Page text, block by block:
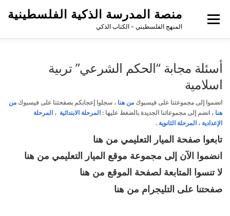
منصة المدرسة الذكية الفلسطينية
المنهج الفلسطيني – الكتاب الذكي
القائمة
أسئلة مجابة “الحكم الشرعي” تربية
اسلامية
انضموا إلى مجموعتنا على فيسبوك من هنا ، سجلوا إعجابكم بصفحتنا على فيسبوك من
هنا ، انضم إلى مجموعاتنا الجديدة بالضغط عليها : المرحلة الابتدائية ، المرحلة
الإعدادية ، المرحلة الثانوية .
تابعوا صفحة الميار التعليمي من هنا
انضموا الآن إلى مجموعة موقع الميار التعليمي من هنا
لا تنسوا المتابعة لصفحة الموقع من هنا
صفحتنا على التليجرام من هنا